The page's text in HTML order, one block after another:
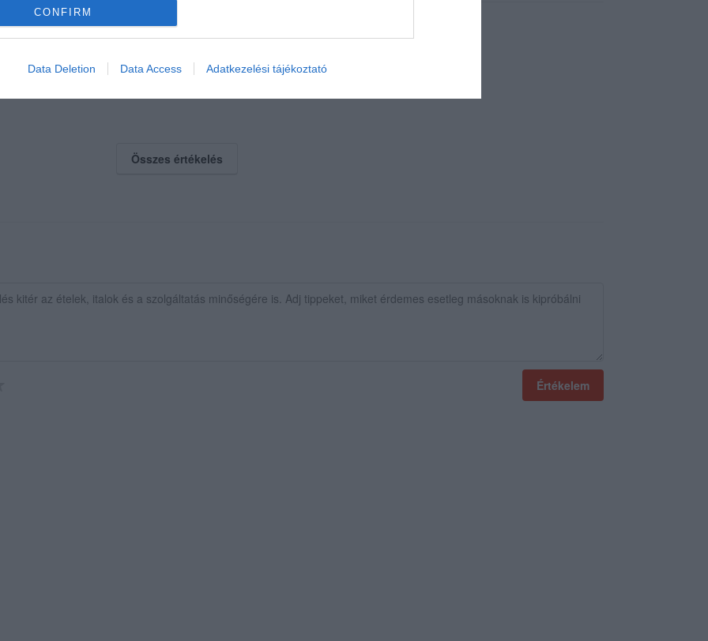
CONFIRM
Data Deletion Data Access Adatkezelési tájékoztató
segítőkész, jó a hangulat!
Összes értékelés
Értékelem